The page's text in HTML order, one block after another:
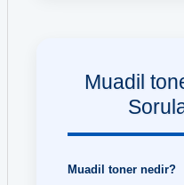
Muadil
Muadil toner nedir?